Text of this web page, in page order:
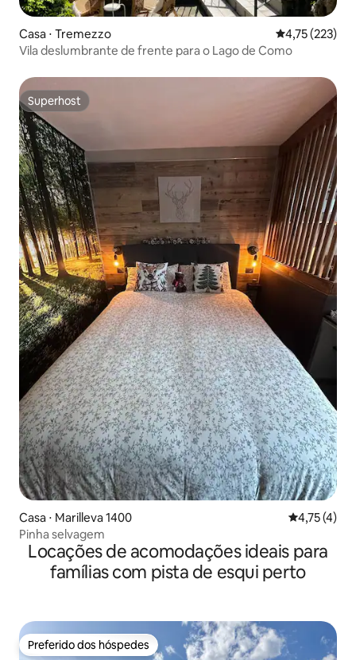
Casa ⋅ Tremezzo 4,75 de uma
4,75 (223)
Vila deslumbrante de frente para o Lago de Como
Superhost
Superhost
Casa ⋅ Marilleva 1400 4,75 de
4,75 (4)
Pinha selvagem
Locações de acomodações ideais para
famílias com pista de esqui perto
Preferido dos hóspedes
Preferido dos hóspedes